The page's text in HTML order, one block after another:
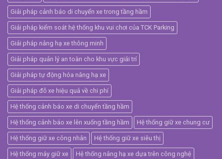
Giải pháp cảnh báo di chuyển xe trong tầng hầm
Giải pháp kiểm soát hệ thống khu vui chơi của TCK Parking
Giải pháp nâng hạ xe thông minh
Giải pháp quản lý an toàn cho khu vực giải trí
Giải pháp tự động hóa nâng hạ xe
Giải pháp đỗ xe hiệu quả về chi phí
Hệ thống cảnh báo xe di chuyển tầng hầm
Hệ thống cảnh báo xe lên xuống tầng hầm Hệ thống giữ xe chung cư
Hệ thống giữ xe công nhân Hệ thống giữ xe siêu thị
Hệ thống máy giữ xe Hệ thống nâng hạ xe dựa trên công nghệ